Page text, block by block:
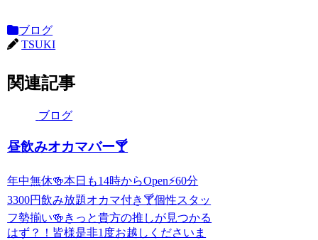
ブログ
TSUKI
関連記事
ブログ
昼飲みオカマバー🍸
年中無休🍻本日も14時からOpen⚡60分
3300円飲み放題オカマ付き🍸個性スタッ
フ勢揃い🍻きっと貴方の推しが見つかる
はず？！皆様是非1度お越しくださいま